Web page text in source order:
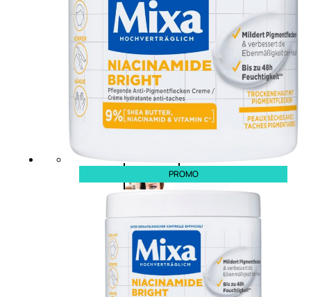
Gloss
Matita
labbra
Rimpolpante
Balsamo
labbra
BB e
CC
Viso
Palette
viso
Primer
viso
PROMO